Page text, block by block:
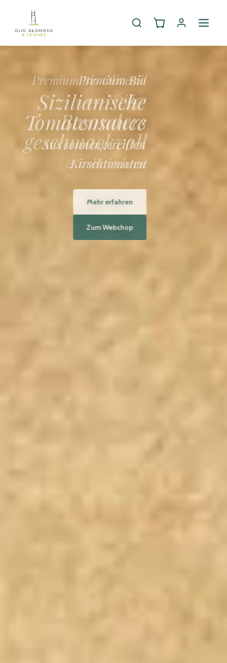
Premium Bio
Sizilianische
Tomatensauce
Aus sonnengereiften
Kirschtomaten
Mehr erfahren
Zum Webshop